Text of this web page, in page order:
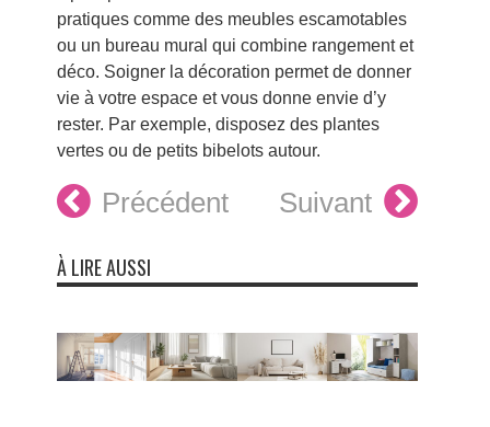
pratiques comme des meubles escamotables
ou un bureau mural qui combine rangement et
déco. Soigner la décoration permet de donner
vie à votre espace et vous donne envie d’y
rester. Par exemple, disposez des plantes
vertes ou de petits bibelots autour.
Précédent Suivant
À LIRE AUSSI